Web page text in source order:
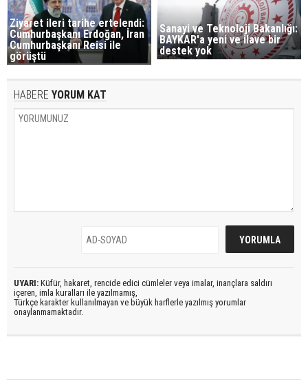
Ziyaret ileri tarihe ertelendi:
Cumhurbaşkanı Erdoğan, İran
Cumhurbaşkanı Reisi ile
görüştü
Sanayi ve Teknoloji Bakanlığı:
BAYKAR'a yeni ve ilave bir
destek yok
HABERE YORUM KAT
UYARI: Küfür, hakaret, rencide edici cümleler veya imalar, inançlara saldırı
içeren, imla kuralları ile yazılmamış,
Türkçe karakter kullanılmayan ve büyük harflerle yazılmış yorumlar
onaylanmamaktadır.